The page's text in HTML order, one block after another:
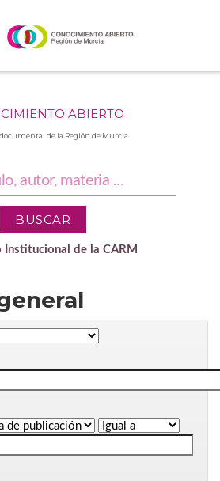
ABIERTO
de la Región de Murcia
Institucional de la CARM